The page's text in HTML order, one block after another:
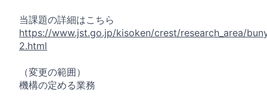
当課題の詳細はこちら
https://www.jst.go.jp/kisoken/crest/research_area/
2.html
（変更の範囲）
機構の定める業務